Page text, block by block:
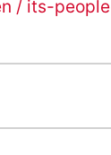
/ its-people